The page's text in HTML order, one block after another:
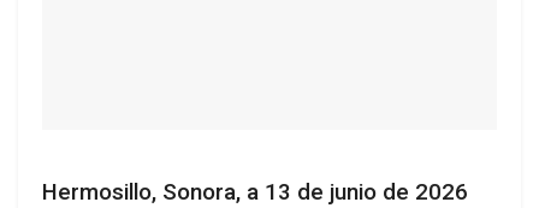
Hermosillo, Sonora, a 13 de junio de 2026